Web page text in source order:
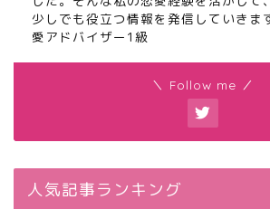
少しでも役立つ情報を発信していきま
愛アドバイザー1級
＼ Follow me ／
人気記事ランキング